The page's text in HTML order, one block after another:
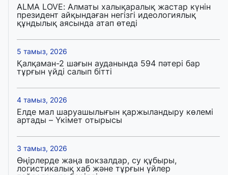
ALMA LOVE: Алматы халықаралық жастар күнін
президент айқындаған негізгі идеологиялық
құндылық аясында атап өтеді
5 тамыз, 2026
Қалқаман-2 шағын ауданында 594 пәтері бар
тұрғын үйді салып бітті
4 тамыз, 2026
Елде мал шаруашылығын қаржыландыру көлемі
артады – Үкімет отырысы
3 тамыз, 2026
Өңірлерде жаңа вокзалдар, су құбыры,
логистикалық хаб және тұрғын үйлер